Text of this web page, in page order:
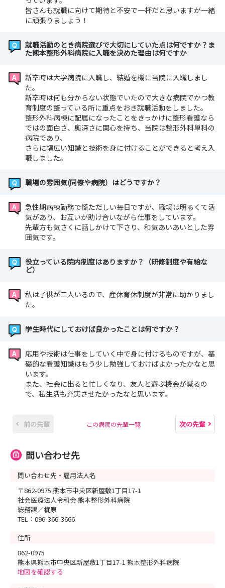
皆さんも就職に向けて期待と不安で一杯だと思いますが一緒
に頑張りましょう！
就職活動のとき病院選びで大切にしていた点は何ですか？ま
た熊本整形外科病院に入職を決めた理由は何ですか
新卒時は大学病院に入職し、結婚を機に当院に入職しまし
た。
新卒時は何も分からない状態でいたので大きな病院でかつ教
育制度の整っている所に重点をおき就職活動をしました。
整形外科病棟に配属になったことをきっかけに整形看護なら
ではの面白さ、奥深さに関心を持ち、当院は整形外科単科の
病院であり、
さらに幅広い知識と技術を身に付けることができると考え入
職しました。
職場の雰囲気(同僚や病院）はどうですか？
急性期病棟勤務で慌ただしい毎日ですが、職場は明るくて活
気があり、お互いが助け合いながら仕事をしています。
先輩方も気さくに話しかけて下さり、和気あいあいとした雰
囲気です。
役立っている院内制度はありますか？（研修制度や有給な
ど）
私は子供が二人いるので、産休育休制度が非常に助かりまし
た。
学生時代にしておけば良かったことは何ですか？
応用や技術は仕事をしていく中で身に付けるものですが、基
礎的な看護知識はもう少し勉強しておけばよかったかなと思
います。
また、社会に出ると忙しくなり、友人と遊ぶ機会が減るの
で、私生活も充実させたかったなと思います。
前の先輩 この病院の先輩一覧 次の先輩
問い合わせ先
問い合わせ先・雇用法人名
〒862-0975 熊本市中央区新屋敷1丁目17-1
社会医療法人令和会 熊本整形外科病院
総務課／梶原
TEL：096-366-3666
住所
862-0975
熊本県熊本市中央区新屋敷1丁目17-1 熊本整形外科病院
地図を確認する